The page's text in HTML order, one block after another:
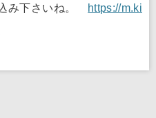
み下さいね。
https://m.ki